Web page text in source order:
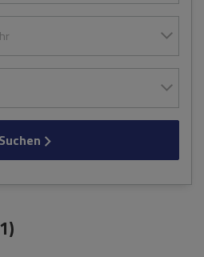
Suchen